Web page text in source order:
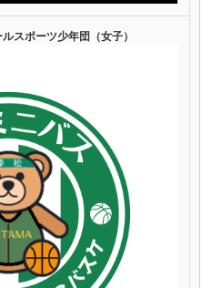
スポーツ少年団（女子）